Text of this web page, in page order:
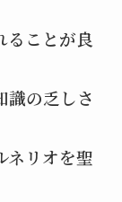
ることが良
識の乏しさ
ネリオを聖